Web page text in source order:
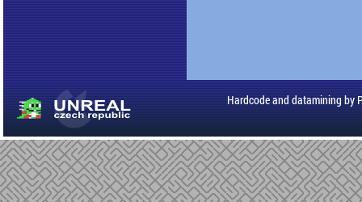
Hardcode and datamining by